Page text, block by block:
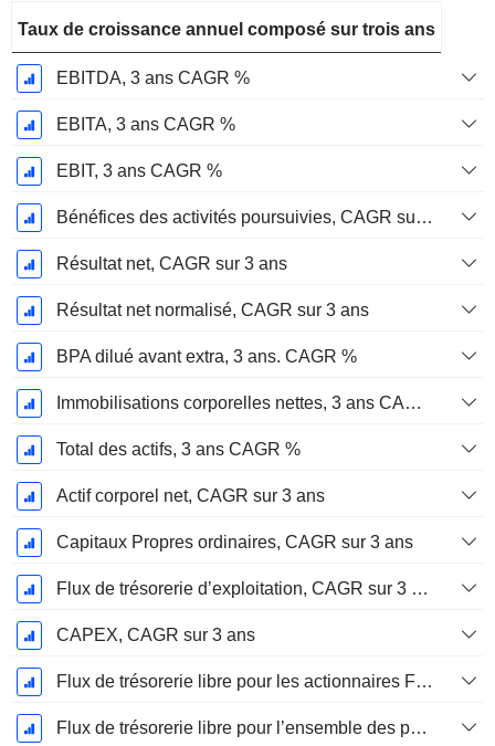
Taux de croissance annuel composé sur trois ans
EBITDA, 3 ans CAGR %
EBITA, 3 ans CAGR %
EBIT, 3 ans CAGR %
Bénéfices des activités poursuivies, CAGR sur 3 ans
Résultat net, CAGR sur 3 ans
Résultat net normalisé, CAGR sur 3 ans
BPA dilué avant extra, 3 ans. CAGR %
Immobilisations corporelles nettes, 3 ans CAGR %
Total des actifs, 3 ans CAGR %
Actif corporel net, CAGR sur 3 ans
Capitaux Propres ordinaires, CAGR sur 3 ans
Flux de trésorerie d’exploitation, CAGR sur 3 ans
CAPEX, CAGR sur 3 ans
Flux de trésorerie libre pour les actionnaires FCFE, CAGR sur 3 ans
Flux de trésorerie libre pour l’ensemble des pourvoyeurs de fonds (créanciers et actionnaires) FCFF, CAGR sur 3 ans